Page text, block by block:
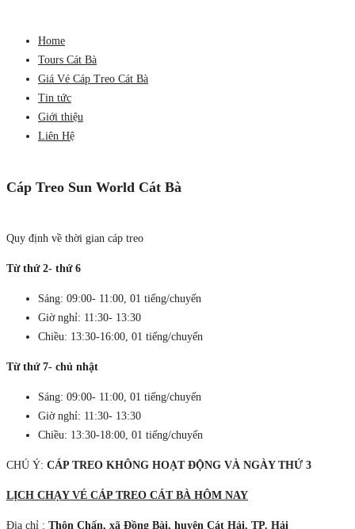
Home
Tours Cát Bà
Giá Vé Cáp Treo Cát Bà
Tin tức
Giới thiệu
Liên Hệ
Cáp Treo Sun World Cát Bà
Quy định về thời gian cáp treo
Từ thứ 2- thứ 6
Sáng: 09:00- 11:00, 01 tiếng/chuyến
Giờ nghỉ: 11:30- 13:30
Chiều: 13:30-16:00, 01 tiếng/chuyến
Từ thứ 7- chủ nhật
Sáng: 09:00- 11:00, 01 tiếng/chuyến
Giờ nghỉ: 11:30- 13:30
Chiều: 13:30-18:00, 01 tiếng/chuyến
CHÚ Ý: CÁP TREO KHÔNG HOẠT ĐỘNG VÀ NGÀY THỨ 3
LỊCH CHẠY VÉ CÁP TREO CÁT BÀ HÔM NAY
Địa chỉ : Thôn Chấn, xã Đồng Bài, huyện Cát Hải, TP. Hải